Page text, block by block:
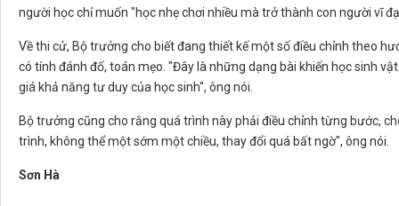
người học chỉ muốn "học nhẹ chơi nhiều mà trở thành con người vĩ
Về thi cử, Bộ trưởng cho biết đang thiết kế một số điều chỉnh theo
có tính đánh đố, toán mẹo. "Đây là những dạng bài khiến học sinh
giá khả năng tư duy của học sinh", ông nói.
Bộ trưởng cũng cho rằng quá trình này phải điều chỉnh từng bước,
trình, không thể một sớm một chiều, thay đổi quá bất ngờ", ông nói.
Sơn Hà